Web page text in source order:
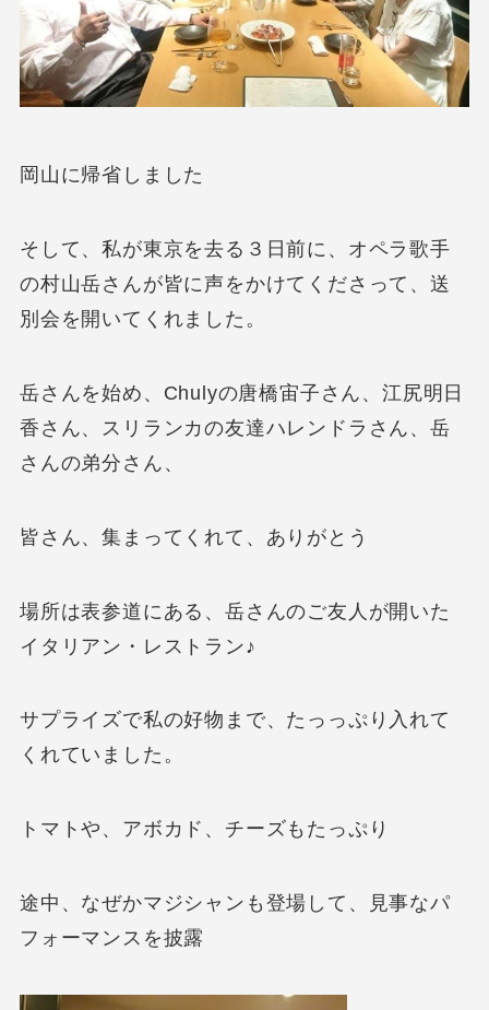
岡山に帰省しました
そして、私が東京を去る３日前に、オペラ歌手
の村山岳さんが皆に声をかけてくださって、送
別会を開いてくれました。
岳さんを始め、Chulyの唐橋宙子さん、江尻明日
香さん、スリランカの友達ハレンドラさん、岳
さんの弟分さん、
皆さん、集まってくれて、ありがとう
場所は表参道にある、岳さんのご友人が開いた
イタリアン・レストラン♪
サプライズで私の好物まで、たっっぷり入れて
くれていました。
トマトや、アボカド、チーズもたっぷり
途中、なぜかマジシャンも登場して、見事なパ
フォーマンスを披露